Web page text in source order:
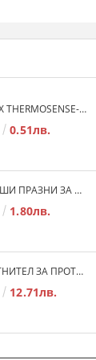
VERTEX THERMOSENSE- ГРАНУЛАТ ЗА МЕКИ ПРОТЕЗИ
0.51лв.
КАРТУШИ ПРАЗНИ ЗА МЕКА ПЛАСТМАСА
1.80лв.
УПЛЪТНИТЕЛ ЗА ПРОТЕЗИ DINABASE 7
12.71лв.